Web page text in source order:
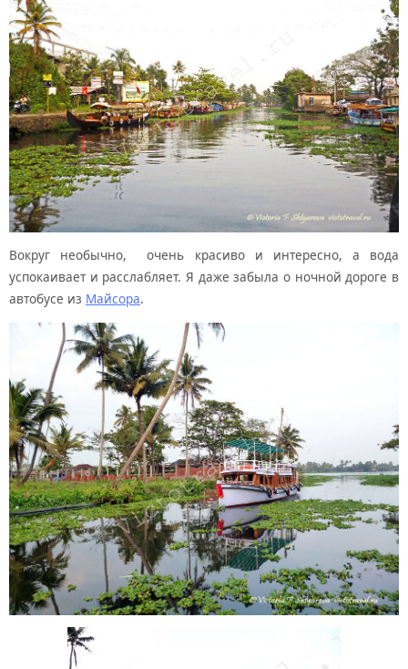
Вокруг необычно, очень красиво и интересно, а вода
успокаивает и расслабляет. Я даже забыла о ночной дороге в
автобусе из Майсора.